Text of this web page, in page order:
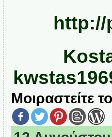
http://
Μοιραστείτε